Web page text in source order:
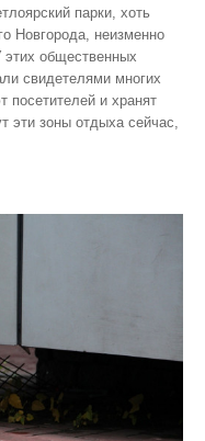
парки, хоть
Новгорода, неизменно
этих общественных
свидетелями многих
посетителей и хранят
эти зоны отдыха сейчас,